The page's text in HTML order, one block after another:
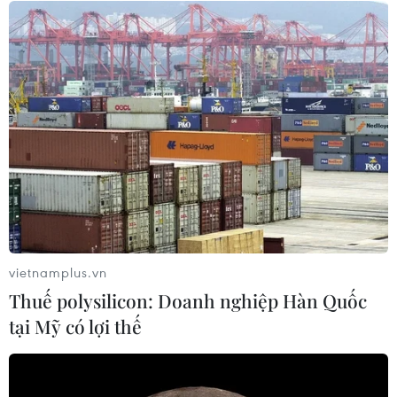
05/08/2026 22:59
Việt Nam-Lào đẩy mạnh hợp tác toàn
diện về quốc phòng
05/08/2026 14:58
Thường trực Ban Bí thư Trần Cẩm Tú
tiếp Đại sứ Singapore Rajpal Singh
05/08/2026 14:54
Thủ tướng Lê Minh Hưng tiếp Bộ
trưởng Quốc phòng Malaysia
vietnamplus.vn
Thuế polysilicon: Doanh nghiệp Hàn Quốc
tại Mỹ có lợi thế